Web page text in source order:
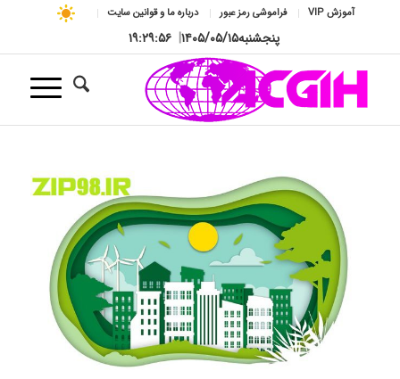
آموزش VIP فراموشی رمز عبور درباره ما و قوانین سایت
پنجشنبه۱۴۰۵/۰۵/۱۵| ۱۹:۲۹:۵۷